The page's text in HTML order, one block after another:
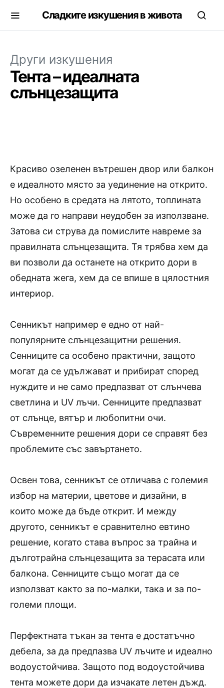
Сладките изкушения в живота
Други изкушения
Тента – идеалната
слънцезащита
Красиво озеленен вътрешен двор или балкон
е идеалното място за уединение на открито.
Но особено в средата на лятото, топлината
може да го направи неудобен за използване.
Затова си струва да помислите навреме за
правилната слънцезащита. Тя трябва хем да
ви позволи да останете на открито дори в
обедната жега, хем да се впише в цялостния
интериор.
Сенникът например е едно от най-
популярните слънцезащитни решения.
Сенниците са особено практични, защото
могат да се удължават и прибират според
нуждите и не само предпазват от слънчева
светлина и UV лъчи. Сенниците предпазват
от слънце, вятър и любопитни очи.
Съвременните решения дори се справят без
проблемите със завъртането.
Освен това, сенникът се отличава с големия
избор на материи, цветове и дизайни, в
които може да бъде открит. И между
другото, сенникът е сравнително евтино
решение, когато става въпрос за трайна и
дълготрайна слънцезащита за терасата или
балкона. Сенниците също могат да се
използват както за по-малки, така и за по-
големи площи.
Перфектната тъкан за тента е достатъчно
дебела, за да предпазва UV лъчите и идеално
водоустойчива. Защото под водоустойчива
тента можете дори да изчакате летен дъжд.